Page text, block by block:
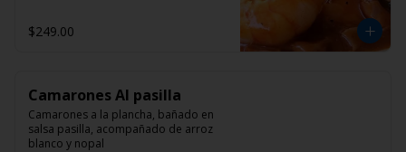
$249.00
Camarones Al pasilla
Camarones a la plancha, bañado en
salsa pasilla, acompañado de arroz
blanco y nopal